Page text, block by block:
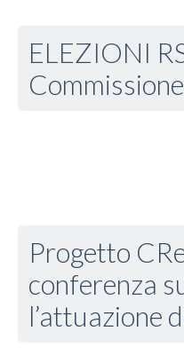
ELEZIONI
Progetto
conferenza
l’attuazione